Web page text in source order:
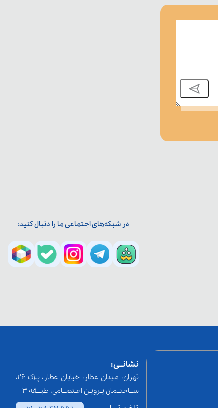
در شبکه‌های اجتماعی ما را دنبال کنید:
نشانــی:
تهران، میدان عطار، خیابان عطار، پلاک 26،
ســاختــمان پـرویـن اعـتصــامی، طبـــقه 3